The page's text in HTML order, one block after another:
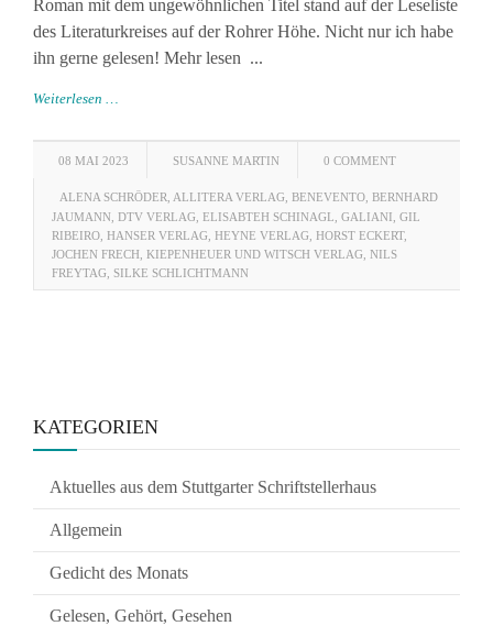
Roman mit dem ungewöhnlichen Titel stand auf der Leseliste
des Literaturkreises auf der Rohrer Höhe. Nicht nur ich habe
ihn gerne gelesen! Mehr lesen ...
Weiterlesen …
08 MAI 2023 SUSANNE MARTIN 0 COMMENT
ALENA SCHRÖDER ALLITERA VERLAG BENEVENTO BERNHARD
JAUMANN DTV VERLAG ELISABTEH SCHINAGL GALIANI GIL
RIBEIRO HANSER VERLAG HEYNE VERLAG HORST ECKERT,
JOCHEN FRECH KIEPENHEUER UND WITSCH VERLAG NILS
FREYTAG SILKE SCHLICHTMANN
KATEGORIEN
Aktuelles aus dem Stuttgarter Schriftstellerhaus
Allgemein
Gedicht des Monats
Gelesen, Gehört, Gesehen